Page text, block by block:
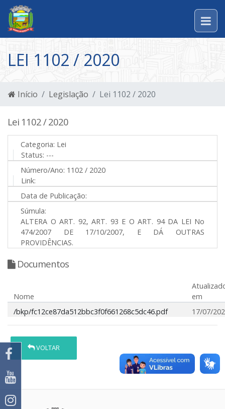
LEI 1102 / 2020
Início Legislação Lei 1102 / 2020
Lei 1102 / 2020
Categoria: Lei
Status: ---
Número/Ano: 1102 / 2020
Link:
Data de Publicação:
Súmula:
ALTERA O ART. 92, ART. 93 E O ART. 94 DA LEI No
474/2007 DE 17/10/2007, E DÁ OUTRAS
PROVIDÊNCIAS.
Documentos
Nome
em
/bkp/fc12ce87da512bbc3f0f661268c5dc46.pdf
17/07/
VOLTAR